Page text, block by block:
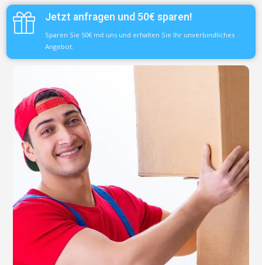
Jetzt anfragen und 50€ sparen!
Sparen Sie 50€ mit uns und erhalten Sie Ihr unverbindliches
Angebot.